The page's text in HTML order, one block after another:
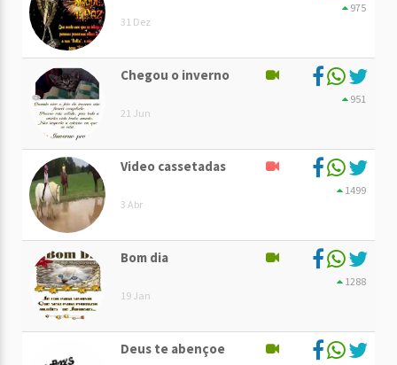
31 Dez
975
Chegou o inverno
21 Jun
951
Video cassetadas
3 Abr
1499
Bom dia
19 Jan
1288
Deus te abençoe